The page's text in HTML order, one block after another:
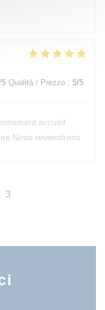
Qualità / Prezzo : 5/5
accueil
Nous reviendrons
3